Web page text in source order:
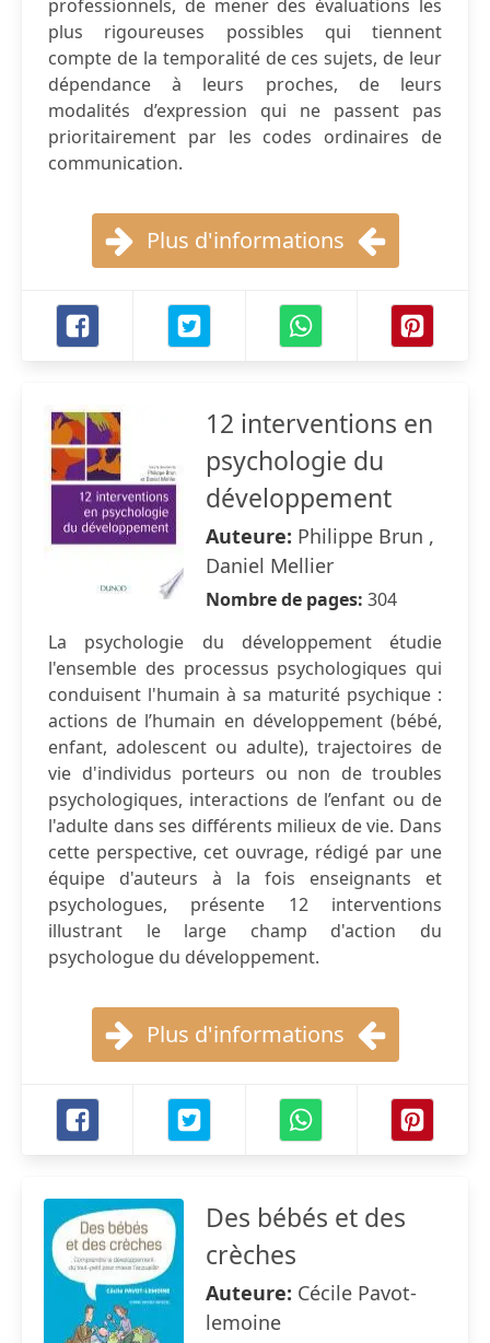
professionnels, de mener des évaluations les
plus rigoureuses possibles qui tiennent
compte de la temporalité de ces sujets, de leur
dépendance à leurs proches, de leurs
modalités d’expression qui ne passent pas
prioritairement par les codes ordinaires de
communication.
Plus d'informations
12 interventions en
psychologie du
développement
Auteure: Philippe Brun ,
Daniel Mellier
Nombre de pages: 304
La psychologie du développement étudie
l'ensemble des processus psychologiques qui
conduisent l'humain à sa maturité psychique :
actions de l’humain en développement (bébé,
enfant, adolescent ou adulte), trajectoires de
vie d'individus porteurs ou non de troubles
psychologiques, interactions de l’enfant ou de
l'adulte dans ses différents milieux de vie. Dans
cette perspective, cet ouvrage, rédigé par une
équipe d'auteurs à la fois enseignants et
psychologues, présente 12 interventions
illustrant le large champ d'action du
psychologue du développement.
Plus d'informations
Des bébés et des
crèches
Auteure: Cécile Pavot-
lemoine